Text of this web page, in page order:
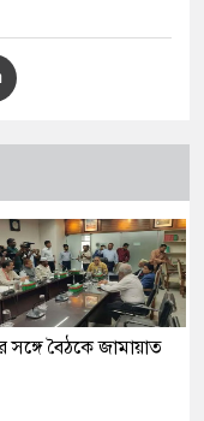
সঙ্গে বৈঠকে জামায়াত